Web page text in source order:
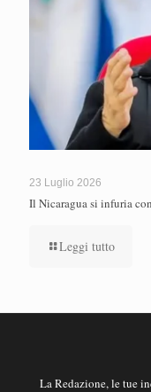
23 Luglio 2026
Il Nicaragua si infuria
Leggi tutto
La Redazione, le tue